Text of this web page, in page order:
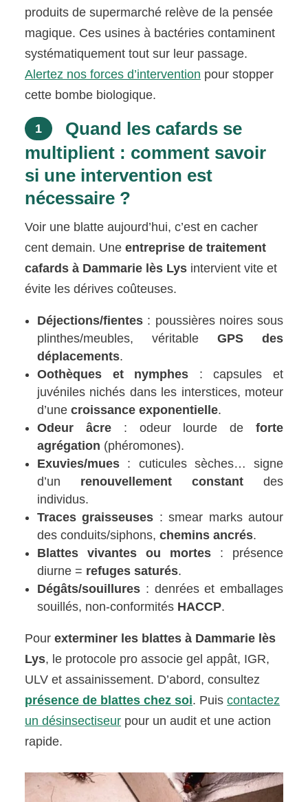
produits de supermarché relève de la pensée
magique. Ces usines à bactéries contaminent
systématiquement tout sur leur passage.
Alertez nos forces d’intervention pour stopper
cette bombe biologique.
1
Quand les cafards se
multiplient : comment savoir
si une intervention est
nécessaire ?
Voir une blatte aujourd’hui, c’est en cacher
cent demain. Uneentreprise de traitement
cafards à Dammarie lès Lys intervient vite et
évite les dérives coûteuses.
Déjections/fientes : poussières noires sous
plinthes/meubles, véritable GPS des
déplacements.
Oothèques et nymphes : capsules et
juvéniles nichés dans les interstices, moteur
d’unecroissance exponentielle.
Odeur âcre: odeur lourde de forte
agrégation (phéromones).
Exuvies/mues : cuticules sèches… signe
d’un renouvellement constantdes
individus.
Traces graisseuses : smear marks autour
des conduits/siphons,chemins ancrés.
Blattes vivantes ou mortes: présence
diurne = refuges saturés.
Dégâts/souillures : denrées et emballages
souillés, non-conformités HACCP.
Pourexterminer les blattes à Dammarie lès
Lys, le protocole pro associe gel appât, IGR,
ULV et assainissement. D’abord, consultez
présence de blattes chez soi. Puiscontactez
un désinsectiseur pour un audit et une action
rapide.